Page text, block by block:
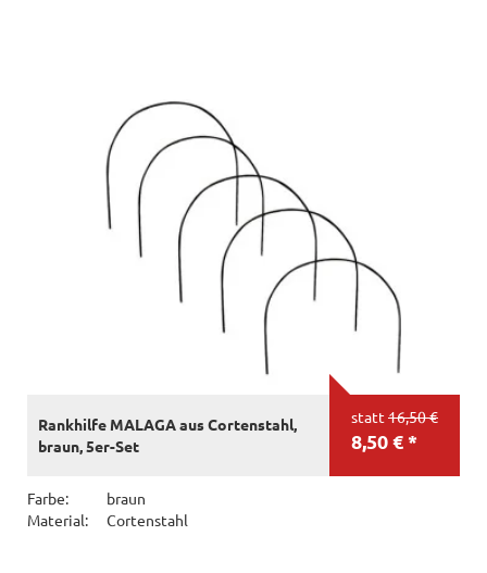
statt 16,50 €
8,50 € *
Rankhilfe MALAGA aus Cortenstahl,
braun, 5er-Set
Farbe:
braun
Material:
Cortenstahl